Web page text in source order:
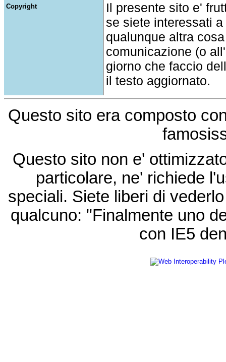
Copyright
Il presente sito e'
se siete interessati
qualunque altra
comunicazione (o
giorno che faccio
il testo aggiornato.
Questo sito era composto
Questo sito non e'
particolare, ne' richiede
speciali. Siete liberi di
qualcuno: "Finalmente uno
con IE5